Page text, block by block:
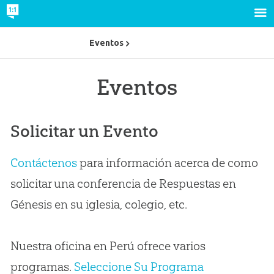
Eventos
Solicitar un Evento
Contáctenospara información acerca de como
solicitar una conferencia de Respuestas en
Génesis en su iglesia, colegio, etc.
Nuestra oficina en Perú ofrece varios
programas. Seleccione Su Programa
Eventos